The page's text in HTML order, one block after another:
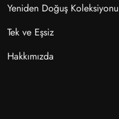
Yeniden Doğuş Koleksiyonu
Tek ve Eşsiz
Hakkımızda